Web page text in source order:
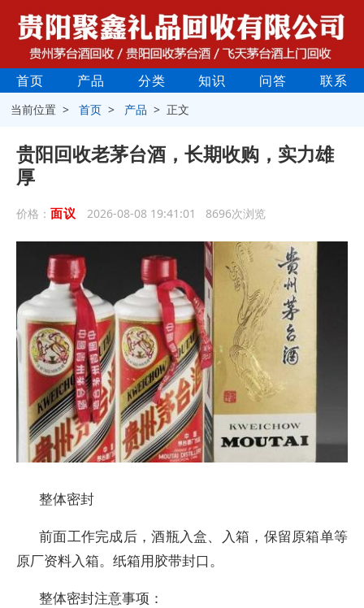
首页 产品 分类 知识 问答 联系
当前位置 >首页 > 产品 > 正文
贵阳回收老茅台酒，长期收购，实力雄
厚
价格： 面议 2026-08-08 19:41:01 8696次浏览
整体密封
前面工作完成后，酒瓶入盒、入箱，保留原箱单等
原厂资料入箱。纸箱用胶带封口。
整体密封注意事项：